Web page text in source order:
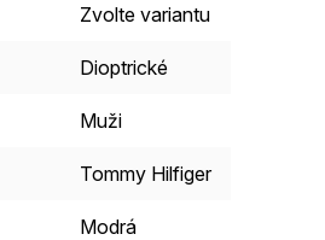
Zvolte variantu
Dioptrické
Muži
Tommy Hilfiger
Modrá